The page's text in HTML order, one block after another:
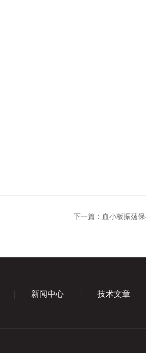
下一篇： 血小板振荡
新闻中心 技术文章